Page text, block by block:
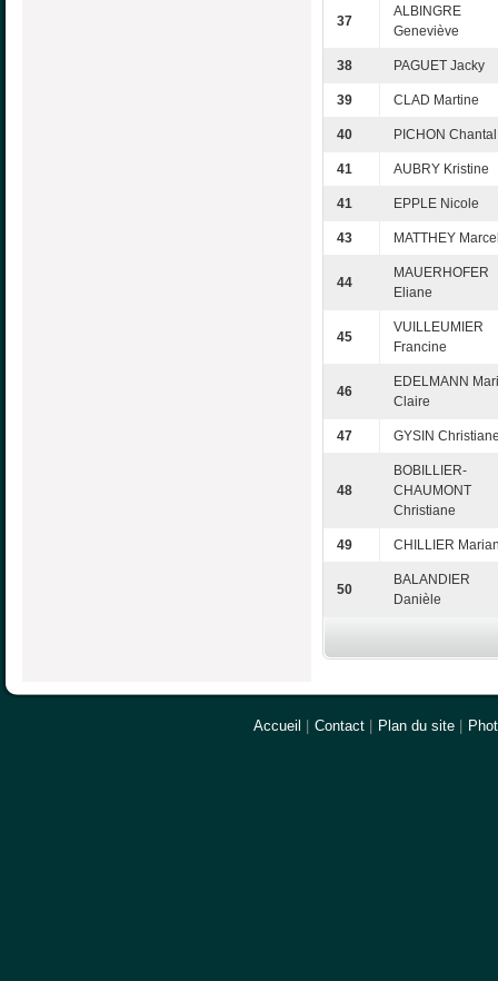
37
ALBINGRE
Geneviève
38 PAGUET Jacky
39 CLAD Martine
40 PICHON Chantal
41 AUBRY Kristine
41 EPPLE Nicole
43 MATTHEY
44
MAUERHOFER
Eliane
45
VUILLEUMIER
Francine
46
EDELMANN
Claire
47 GYSIN
48
BOBILLIER-
CHAUMONT
Christiane
49 CHILLIER
50
BALANDIER
Danièle
Accueil Contact Plan du site